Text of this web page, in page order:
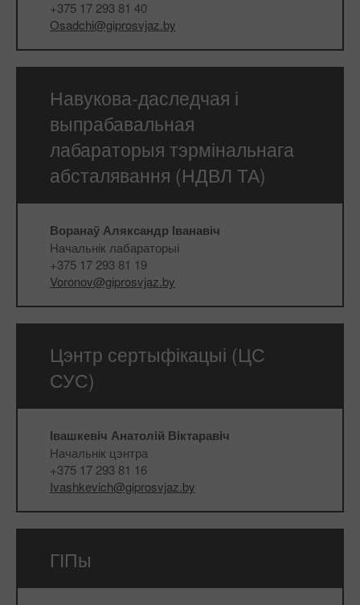
+375 17 293 81 40
Osadchi@giprosvjaz.by
Навукова-даследчая і
выпрабавальная
лабараторыя тэрмінальнага
абсталявання (НДВЛ ТА)
Воранаў Аляксандр Іванавіч
Начальнік лабараторыі
+375 17 293 81 19
Voronov@giprosvjaz.by
Цэнтр сертыфікацыі (ЦС
СУС)
Iвашкевiч Анатолiй Вiктаравiч
Начальнік цэнтра
+375 17 293 81 16
Ivashkevich@giprosvjaz.by
ГІПы